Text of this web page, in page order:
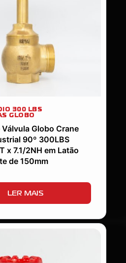
300 LBS
GLOBO
Válvula Globo Crane
90º 300LBS
x 7.1/2NH em Latão
de 150mm
LER MAIS